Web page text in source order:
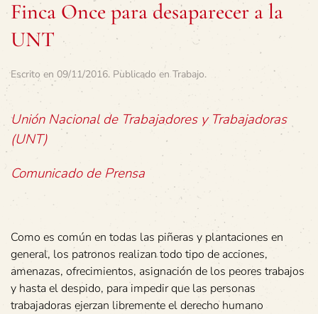
Finca Once para desaparecer a la
UNT
Escrito en 09/11/2016. Publicado en Trabajo.
Unión Nacional de Trabajadores y Trabajadoras
(UNT)
Comunicado de Prensa
Como es común en todas las piñeras y plantaciones en
general, los patronos realizan todo tipo de acciones,
amenazas, ofrecimientos, asignación de los peores trabajos
y hasta el despido, para impedir que las personas
trabajadoras ejerzan libremente el derecho humano